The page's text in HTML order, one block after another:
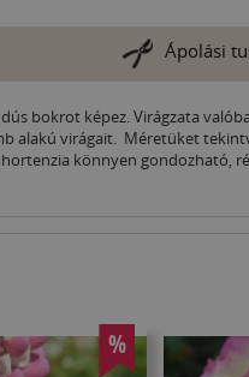
Ápolási
bokrot képez. Virágzata
alakú virágait. Méretüket
könnyen gondozható,
%